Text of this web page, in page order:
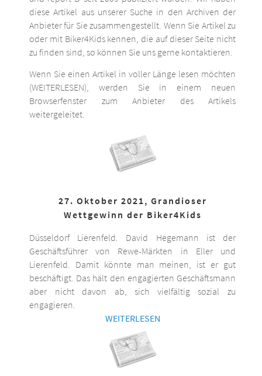
diese Artikel aus unserer Suche in den Archiven der
Anbieter für Sie zusammengestellt. Wenn Sie Artikel zu
oder mit Biker4Kids kennen, die auf dieser Seite nicht
zu finden sind, so können Sie uns gerne kontaktieren.
Wenn Sie einen Artikel in voller Länge lesen möchten
(WEITERLESEN), werden Sie in einem neuen
Browserfenster zum Anbieter des Artikels
weitergeleitet.
27. Oktober 2021, Grandioser
Wettgewinn der Biker4Kids
Düsseldorf Lierenfeld. David Hegemann ist der
Geschäftsführer von Rewe-Märkten in Eller und
Lierenfeld. Damit könnte man meinen, ist er gut
beschäftigt. Das hält den engagierten Geschäftsmann
aber nicht davon ab, sich vielfältig sozial zu
engagieren.
WEITERLESEN